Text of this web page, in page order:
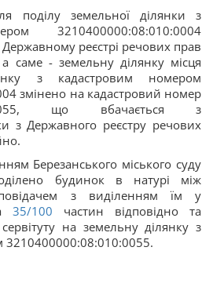
поділу земельної ділянки з
3210400000:08:010:0004
Державному реєстрі речових прав
саме - земельну ділянку місця
з кадастровим номером
змінено на кадастровий номер
що вбачається з
з Державного реєстру речових
Березанського міського суду
будинок в натурі між
з виділенням їм у
35/100 частин відповідно та
на земельну ділянку з
3210400000:08:010:0055.